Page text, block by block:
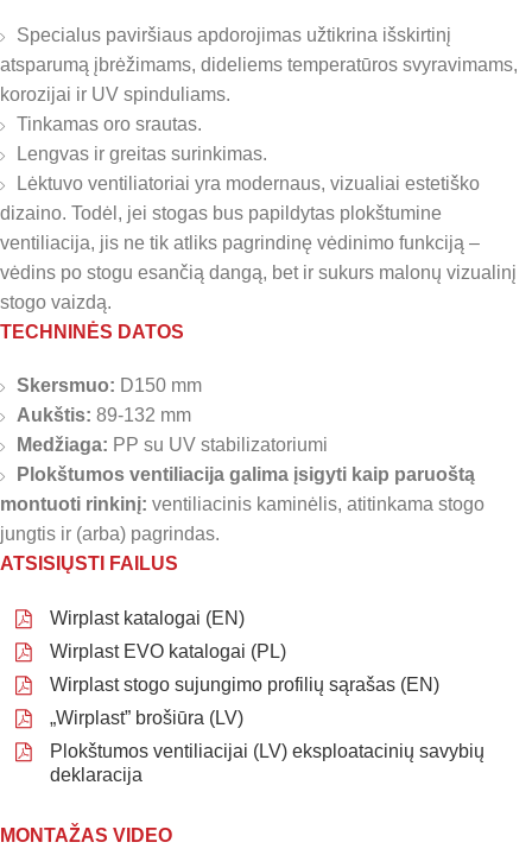
Specialus paviršiaus apdorojimas užtikrina išskirtinį
atsparumą įbrėžimams, dideliems temperatūros svyravimams,
korozijai ir UV spinduliams.
Tinkamas oro srautas.
Lengvas ir greitas surinkimas.
Lėktuvo ventiliatoriai yra modernaus, vizualiai estetiško
dizaino. Todėl, jei stogas bus papildytas plokštumine
ventiliacija, jis ne tik atliks pagrindinę vėdinimo funkciją –
vėdins po stogu esančią dangą, bet ir sukurs malonų vizualinį
stogo vaizdą.
TECHNINĖS DATOS
Skersmuo: D150 mm
Aukštis: 89-132 mm
Medžiaga: PP su UV stabilizatoriumi
Plokštumos ventiliacija galima įsigyti kaip paruoštą
montuoti rinkinį: ventiliacinis kaminėlis, atitinkama stogo
jungtis ir (arba) pagrindas.
ATSISIŲSTI FAILUS
Wirplast katalogai (EN)
Wirplast EVO katalogai (PL)
Wirplast stogo sujungimo profilių sąrašas (EN)
„Wirplast” brošiūra (LV)
Plokštumos ventiliacijai (LV) eksploatacinių savybių
deklaracija
MONTAŽAS VIDEO